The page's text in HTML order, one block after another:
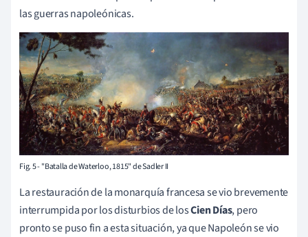
las guerras napoleónicas.
Fig. 5 - "Batalla de Waterloo, 1815" de Sadler II
La restauración de la monarquía francesa se vio brevemente
interrumpida por los disturbios de losCien Días, pero
pronto se puso fin a esta situación, ya que Napoleón se vio